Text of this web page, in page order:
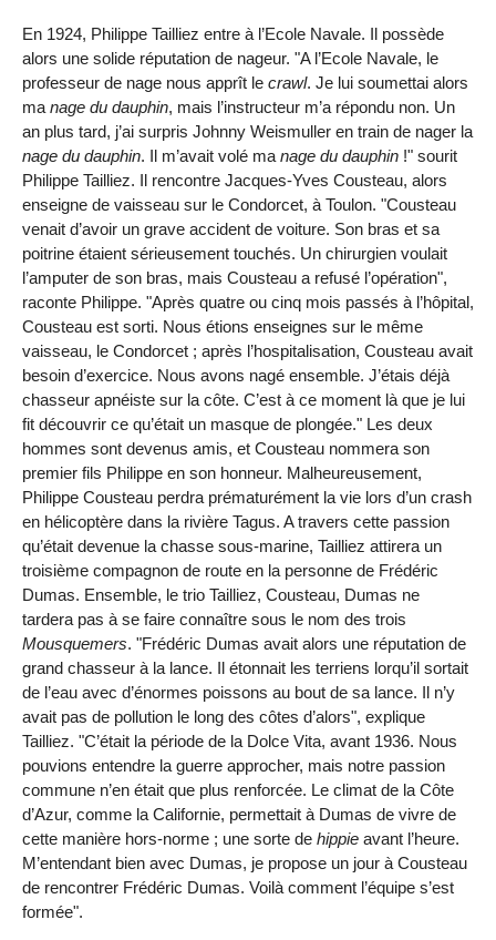
En 1924, Philippe Tailliez entre à l’Ecole Navale. Il possède
alors une solide réputation de nageur. "A l’Ecole Navale, le
professeur de nage nous apprît le crawl. Je lui soumettai alors
ma nage du dauphin, mais l’instructeur m’a répondu non. Un
an plus tard, j’ai surpris Johnny Weismuller en train de nager la
nage du dauphin. Il m’avait volé ma nage du dauphin !" sourit
Philippe Tailliez. Il rencontre Jacques-Yves Cousteau, alors
enseigne de vaisseau sur le Condorcet, à Toulon. "Cousteau
venait d’avoir un grave accident de voiture. Son bras et sa
poitrine étaient sérieusement touchés. Un chirurgien voulait
l’amputer de son bras, mais Cousteau a refusé l’opération",
raconte Philippe. "Après quatre ou cinq mois passés à l’hôpital,
Cousteau est sorti. Nous étions enseignes sur le même
vaisseau, le Condorcet ; après l’hospitalisation, Cousteau avait
besoin d’exercice. Nous avons nagé ensemble. J’étais déjà
chasseur apnéiste sur la côte. C’est à ce moment là que je lui
fit découvrir ce qu’était un masque de plongée." Les deux
hommes sont devenus amis, et Cousteau nommera son
premier fils Philippe en son honneur. Malheureusement,
Philippe Cousteau perdra prématurément la vie lors d’un crash
en hélicoptère dans la rivière Tagus. A travers cette passion
qu’était devenue la chasse sous-marine, Tailliez attirera un
troisième compagnon de route en la personne de Frédéric
Dumas. Ensemble, le trio Tailliez, Cousteau, Dumas ne
tardera pas à se faire connaître sous le nom des trois
Mousquemers. "Frédéric Dumas avait alors une réputation de
grand chasseur à la lance. Il étonnait les terriens lorqu’il sortait
de l’eau avec d’énormes poissons au bout de sa lance. Il n’y
avait pas de pollution le long des côtes d’alors", explique
Tailliez. "C’était la période de la Dolce Vita, avant 1936. Nous
pouvions entendre la guerre approcher, mais notre passion
commune n’en était que plus renforcée. Le climat de la Côte
d’Azur, comme la Californie, permettait à Dumas de vivre de
cette manière hors-norme ; une sorte de hippie avant l’heure.
M’entendant bien avec Dumas, je propose un jour à Cousteau
de rencontrer Frédéric Dumas. Voilà comment l’équipe s’est
formée".